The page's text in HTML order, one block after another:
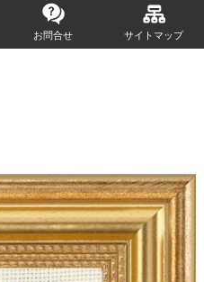
お問合せ サイトマップ